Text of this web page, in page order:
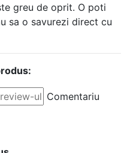
greu de oprit. O poti
sa o savurezi direct cu
Comentariu